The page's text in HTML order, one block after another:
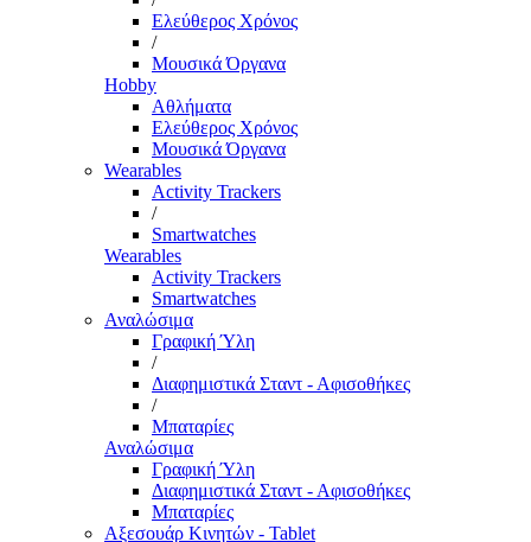
Ελεύθερος Χρόνος
/
Μουσικά Όργανα
Hobby
Αθλήματα
Ελεύθερος Χρόνος
Μουσικά Όργανα
Wearables
Activity Trackers
/
Smartwatches
Wearables
Activity Trackers
Smartwatches
Αναλώσιμα
Γραφική Ύλη
/
Διαφημιστικά Σταντ - Αφισοθήκες
/
Μπαταρίες
Αναλώσιμα
Γραφική Ύλη
Διαφημιστικά Σταντ - Αφισοθήκες
Μπαταρίες
Αξεσουάρ Κινητών - Tablet